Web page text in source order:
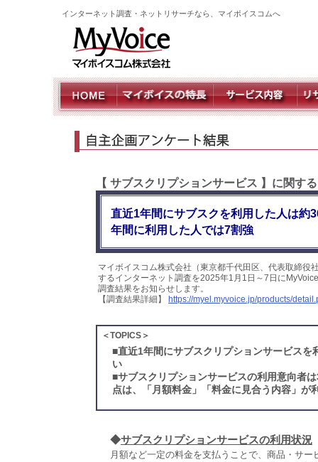
インターネット調査・ネットリサーチなら、マイボイスコムへ
【 サブスクリプションサービス 】に関す
直近1年間にサブスクを利用した人は約
年間に利用した人では7割強
マイボイスコム株式会社（東京都千代田区、代表取締
するインターネット調査を2025年1月1日～7日に
調査結果をお知らせします。
【調査結果詳細】
https://myel.myvoice.jp/products/
＜TOPICS＞
■直近1年間にサブスクリプションサービス
い
■サブスクリプションサービスの利用意向者
点は、「月額料金」「料金に見合う内容」が
◆サブスクリプションサービスの利用状況
月額など一定の料金を支払うことで、商品・サ